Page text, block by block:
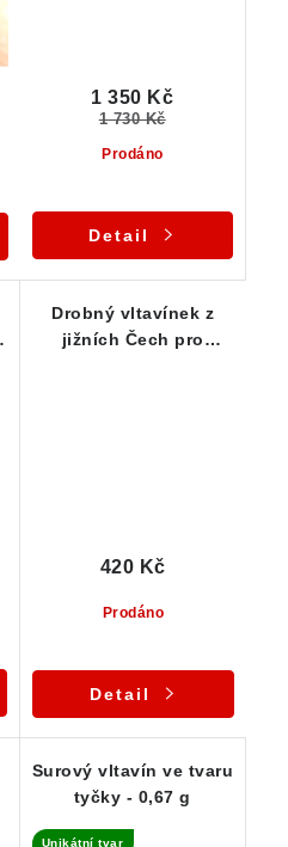
Prodáno
1 350 Kč
1 730 Kč
Detail
Drobný vltavínek z
jižních Čech pro
Prodáno
420 Kč
Detail
Surový vltavín ve tvaru
tyčky - 0,67 g
Unikátní tvar